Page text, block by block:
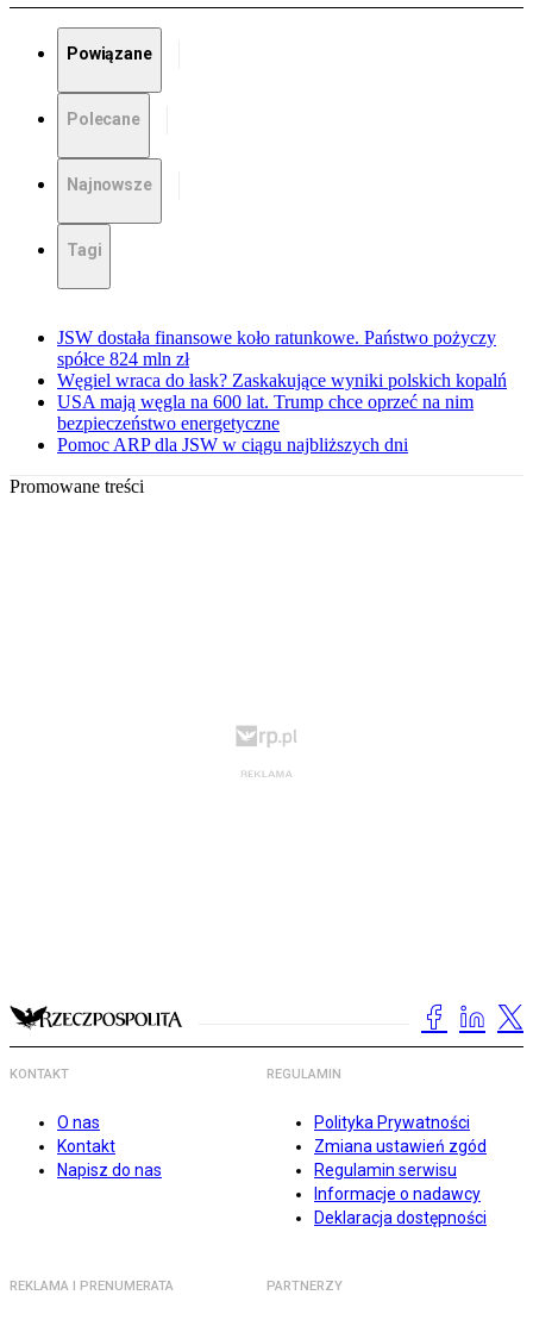
Powiązane
Polecane
Najnowsze
Tagi
JSW dostała finansowe koło ratunkowe. Państwo pożyczy
spółce 824 mln zł
Węgiel wraca do łask? Zaskakujące wyniki polskich kopalń
USA mają węgla na 600 lat. Trump chce oprzeć na nim
bezpieczeństwo energetyczne
Pomoc ARP dla JSW w ciągu najbliższych dni
Promowane treści
KONTAKT
O nas
Kontakt
Napisz do nas
REGULAMIN
Polityka Prywatności
Zmiana ustawień zgód
Regulamin serwisu
Informacje o nadawcy
Deklaracja dostępności
REKLAMA I PRENUMERATA PARTNERZY